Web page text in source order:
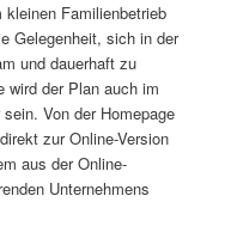
Familienbetrieb
Gelegenheit, sich in der
und dauerhaft zu
wird der Plan auch im
sein. Von der Homepage
zur Online-Version
aus der Online-
Unternehmens